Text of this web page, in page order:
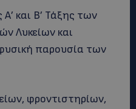
και Β’ Τάξης των
Λυκείων και
παρουσία των
φροντιστηρίων,